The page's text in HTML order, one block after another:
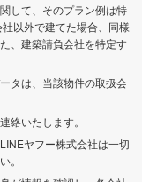
して、そのプラン例は特
以外で建てた場合、同様
、建築請負会社を特定す
タは、当該物件の取扱会
絡いたします。
ヤフー株式会社は一切
。